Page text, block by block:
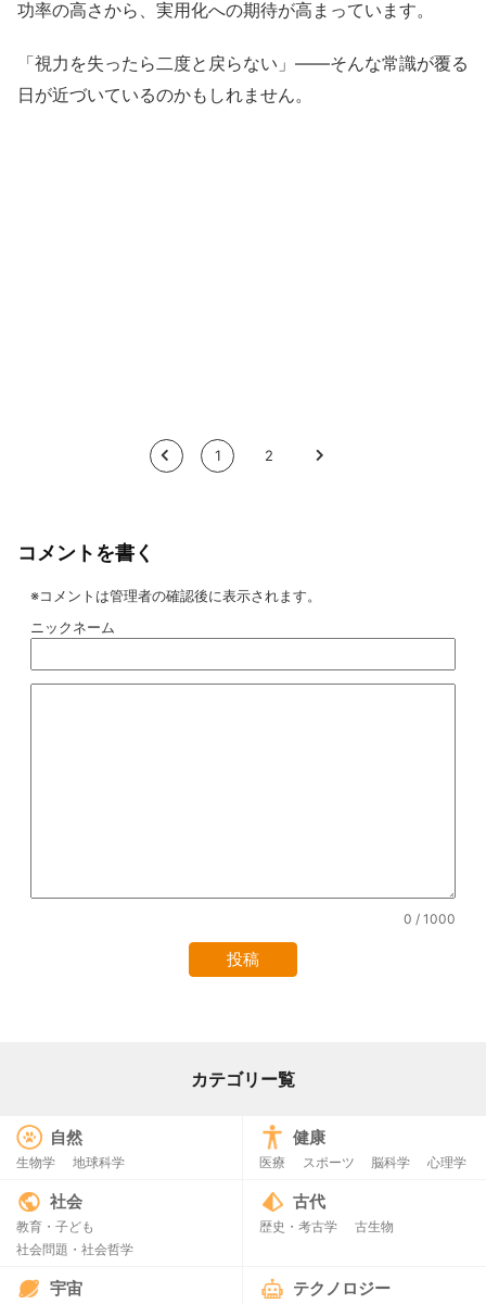
功率の高さから、実用化への期待が高まっています。
「視力を失ったら二度と戻らない」——そんな常識が覆る
日が近づいているのかもしれません。
< 1 2 >
コメントを書く
※コメントは管理者の確認後に表示されます。
ニックネーム
0 / 1000
カテゴリー覧
自然
生物学 地球科学
健康
医療 スポーツ 脳科学 心理学
社会
教育・子ども
社会問題・社会哲学
古代
歴史・考古学 古生物
宇宙 テクノロジー